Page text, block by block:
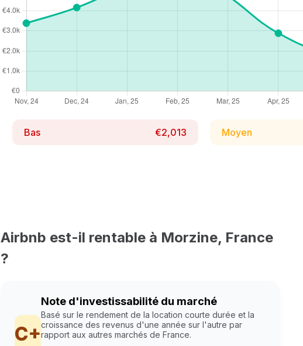
Bas €2,013 Moyen
Airbnb est-il rentable à Morzine, France
?
C+
Note d'investissabilité du marché
Basé sur le rendement de la location courte durée et la
croissance des revenus d'une année sur l'autre par
rapport aux autres marchés de France.